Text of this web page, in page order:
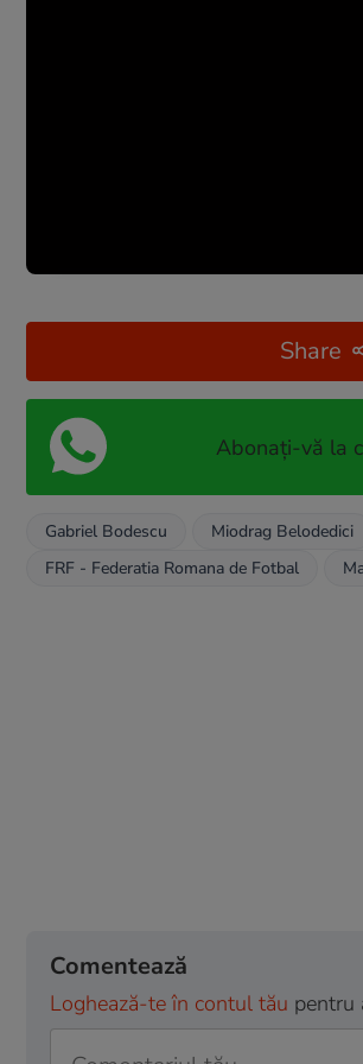
Share
Abonați-vă la
Gabriel Bodescu Miodrag Belodedici
FRF - Federatia Romana de Fotbal
Comentează
Loghează-te în contul tău pentru